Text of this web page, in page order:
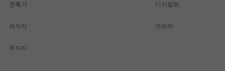
건축가
제작자
투자자
디지털화
연락처